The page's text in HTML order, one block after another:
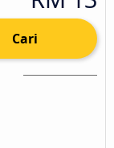
Cari